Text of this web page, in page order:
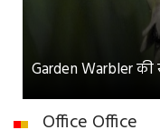
Garden Warbler
Office Office